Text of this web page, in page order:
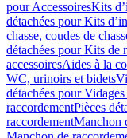
pour AccessoiresKits
détachées pour Kits
chasse, coudes de
détachées pour Kits de
accessoiresAides à la
WC, urinoirs et bidets
détachées pour
raccordementPièces
raccordementManchon